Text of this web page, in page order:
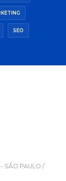
SEO
SÃO PAULO /